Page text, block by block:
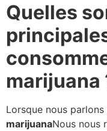
Quelles
marijuana
Lorsque nous parlons
marijuanaNous nous